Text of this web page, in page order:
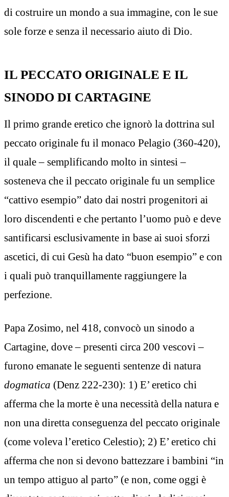
di costruire un mondo a sua immagine, con le sue
sole forze e senza il necessario aiuto di Dio.
IL PECCATO ORIGINALE E IL
SINODO DI CARTAGINE
Il primo grande eretico che ignorò la dottrina sul
peccato originale fu il monaco Pelagio (360-420),
il quale – semplificando molto in sintesi –
sosteneva che il peccato originale fu un semplice
“cattivo esempio” dato dai nostri progenitori ai
loro discendenti e che pertanto l’uomo può e deve
santificarsi esclusivamente in base ai suoi sforzi
ascetici, di cui Gesù ha dato “buon esempio” e con
i quali può tranquillamente raggiungere la
perfezione.
Papa Zosimo, nel 418, convocò un sinodo a
Cartagine, dove – presenti circa 200 vescovi –
furono emanate le seguenti sentenze di natura
dogmatica (Denz 222-230): 1) E’ eretico chi
afferma che la morte è una necessità della natura e
non una diretta conseguenza del peccato originale
(come voleva l’eretico Celestio); 2) E’ eretico chi
afferma che non si devono battezzare i bambini “in
un tempo attiguo al parto” (e non, come oggi è